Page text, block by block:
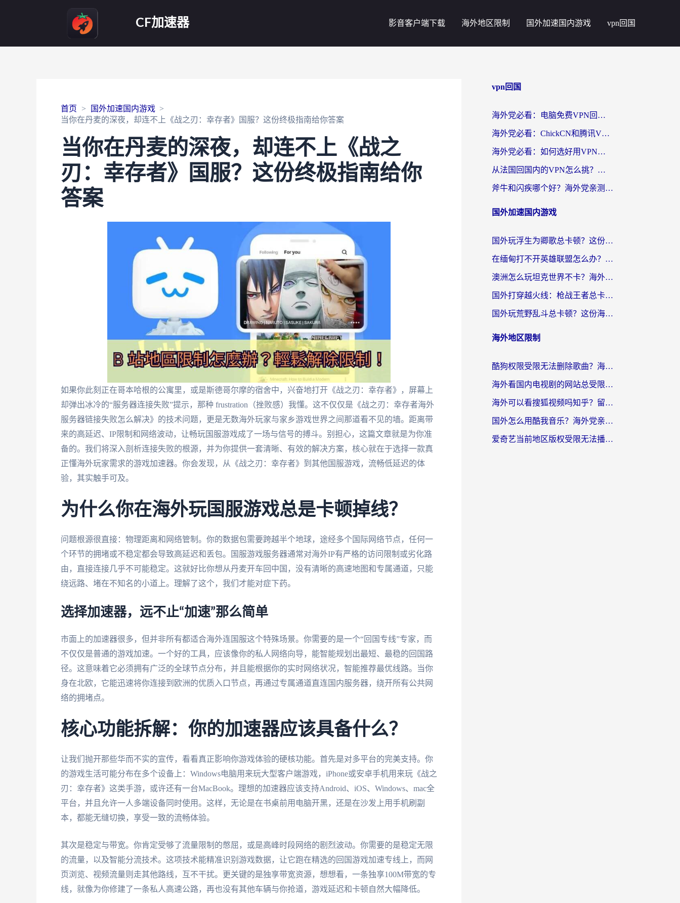
CF加速器 影音客户端下载 海外地区限制 国外加速国内游戏 vpn回国
首页
国外加速国内游戏
当你在丹麦的深夜，却连不上《战之刃：幸存者》国服？这份终极指南给你答案
当你在丹麦的深夜，却连不上《战之
刃：幸存者》国服？这份终极指南给你
答案
如果你此刻正在哥本哈根的公寓里，或是斯德哥尔摩的宿舍中，兴奋地打开《战之刃：幸存者》，屏幕上
却弹出冰冷的“服务器连接失败”提示，那种 frustration（挫败感）我懂。这不仅仅是《战之刃：幸存者海外
服务器链接失败怎么解决》的技术问题，更是无数海外玩家与家乡游戏世界之间那道看不见的墙。距离带
来的高延迟、IP限制和网络波动，让畅玩国服游戏成了一场与信号的搏斗。别担心，这篇文章就是为你准
备的。我们将深入剖析连接失败的根源，并为你提供一套清晰、有效的解决方案，核心就在于选择一款真
正懂海外玩家需求的游戏加速器。你会发现，从《战之刃：幸存者》到其他国服游戏，流畅低延迟的体
验，其实触手可及。
为什么你在海外玩国服游戏总是卡顿掉线？
问题根源很直接：物理距离和网络管制。你的数据包需要跨越半个地球，途经多个国际网络节点，任何一
个环节的拥堵或不稳定都会导致高延迟和丢包。国服游戏服务器通常对海外IP有严格的访问限制或劣化路
由，直接连接几乎不可能稳定。这就好比你想从丹麦开车回中国，没有清晰的高速地图和专属通道，只能
绕远路、堵在不知名的小道上。理解了这个，我们才能对症下药。
选择加速器，远不止“加速”那么简单
市面上的加速器很多，但并非所有都适合海外连国服这个特殊场景。你需要的是一个“回国专线”专家，而
不仅仅是普通的游戏加速。一个好的工具，应该像你的私人网络向导，能智能规划出最短、最稳的回国路
径。这意味着它必须拥有广泛的全球节点分布，并且能根据你的实时网络状况，智能推荐最优线路。当你
身在北欧，它能迅速将你连接到欧洲的优质入口节点，再通过专属通道直连国内服务器，绕开所有公共网
络的拥堵点。
核心功能拆解：你的加速器应该具备什么？
让我们抛开那些华而不实的宣传，看看真正影响你游戏体验的硬核功能。首先是对多平台的完美支持。你
的游戏生活可能分布在多个设备上：Windows电脑用来玩大型客户端游戏，iPhone或安卓手机用来玩《战之
刃：幸存者》这类手游，或许还有一台MacBook。理想的加速器应该支持Android、iOS、Windows、mac全
平台，并且允许一人多端设备同时使用。这样，无论是在书桌前用电脑开黑，还是在沙发上用手机刷副
本，都能无缝切换，享受一致的流畅体验。
其次是稳定与带宽。你肯定受够了流量限制的憋屈，或是高峰时段网络的剧烈波动。你需要的是稳定无限
的流量，以及智能分流技术。这项技术能精准识别游戏数据，让它跑在精选的回国游戏加速专线上，而网
页浏览、视频流量则走其他路线，互不干扰。更关键的是独享带宽资源，想想看，一条独享100M带宽的专
线，就像为你修建了一条私人高速公路，再也没有其他车辆与你抢道，游戏延迟和卡顿自然大幅降低。
vpn回国
海外党必看：电脑免费VPN回国真的靠谱吗？附实测对比与最优方案指南
海外党必看：ChickCN和腾讯VPN好用吗？3招选对回国加速器，告别地区限制
海外党必看：如何选好用VPN实现国内资源无缝访问？从越南到全球都适用
从法国回国内的VPN怎么挑？海外党亲测：稳定、多端、安全才是关键
斧牛和闪疾哪个好？海外党亲测3款回国加速器，教你选到不踩坑的那一款
国外加速国内游戏
国外玩浮生为卿歌总卡顿？这份加速器选择指南帮你找回丝滑体验
在缅甸打不开英雄联盟怎么办？海外党亲测有效的国服游戏加速指南
澳洲怎么玩坦克世界不卡？海外党国服游戏加速终极指南（附逆战奇妙碰碰车解决方案）
国外打穿越火线：枪战王者总卡顿？这篇加速器推荐下载指南帮你解决延迟难题
国外玩荒野乱斗总卡顿？这份海外党专属的国服游戏加速攻略请收好
海外地区限制
酷狗权限受限无法删除歌曲？海外党听国内音乐的终极解决方案来了
海外看国内电视剧的网站总受限？教你选对回国加速器，轻松追热剧
海外可以看搜狐视频吗知乎？留学生亲测有效的回国加速器选择指南
国外怎么用酷我音乐？海外党亲测有效的回国加速方案，附千千音乐中文歌收听指南
爱奇艺当前地区版权受限无法播放？海外党追剧看电影的终极解决方案来了